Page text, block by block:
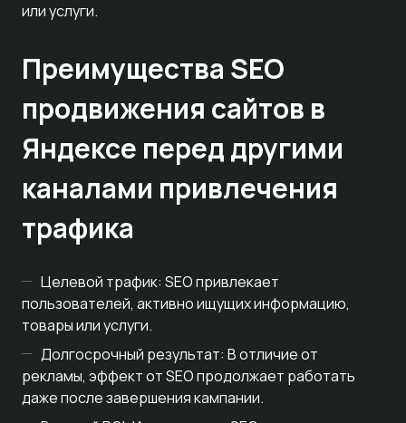
или услуги.
Преимущества SEO
продвижения сайтов в
Яндексе перед другими
каналами привлечения
трафика
Целевой трафик: SEO привлекает
пользователей, активно ищущих информацию,
товары или услуги.
Долгосрочный результат: В отличие от
рекламы, эффект от SEO продолжает работать
даже после завершения кампании.